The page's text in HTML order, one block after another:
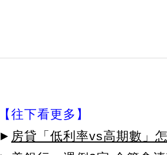
【往下看更多】
► 房貸「低利率vs高期數」